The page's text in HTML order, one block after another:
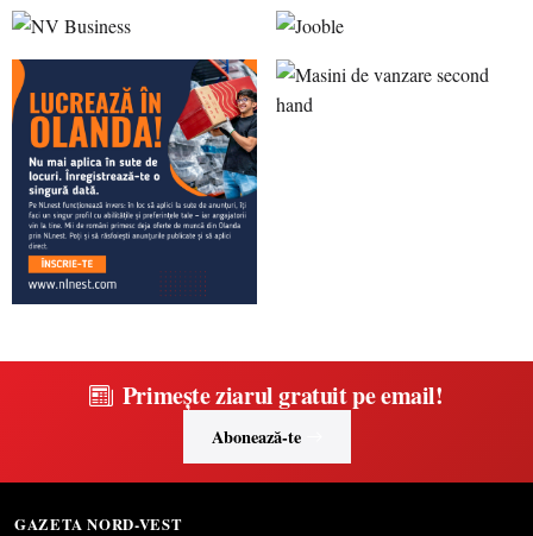
Primește ziarul gratuit pe email!
Abonează-te
GAZETA NORD-VEST